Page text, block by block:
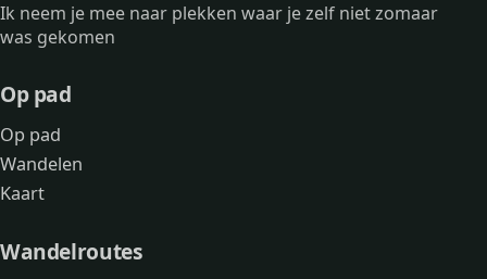
Ik neem je mee naar plekken waar je zelf niet zomaar
was gekomen
Op pad
Op pad
Wandelen
Kaart
Wandelroutes